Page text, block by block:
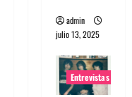
admin
julio 13, 2025
Entrevistas